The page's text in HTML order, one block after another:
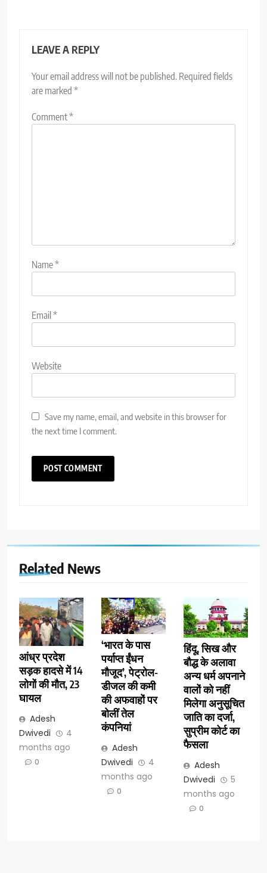
LEAVE A REPLY
Your email address will not be published. Required fields
are marked *
Comment*
Name*
Email*
Website
Save my name, email, and website in this browser for
the next time I comment.
Related News
आंध्र प्रदेश
सड़क हादसे में 14
लोगों की मौत, 23
घायल
Adesh
Dwivedi
4
months ago
0
‘भारत के पास
पर्याप्त ईंधन
मौजूद’, पेट्रोल-
डीजल की कमी
की अफवाहों पर
बोलीं तेल
कंपनियां
Adesh
Dwivedi
4
months ago
0
हिंदू, सिख और
बौद्ध के अलावा
अन्य धर्म अपनाने
वालों को नहीं
मिलेगा अनुसूचित
जाति का दर्जा,
सुप्रीम कोर्ट का
फैसला
Adesh
Dwivedi
5
months ago
0